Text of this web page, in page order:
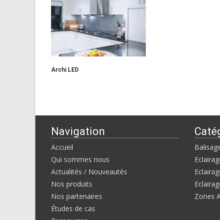
Archi LED
Navigation
Accueil
Qui sommes nous
Actualités / Nouveautés
Nos produits
Nos partenaires
Études de cas
Zones